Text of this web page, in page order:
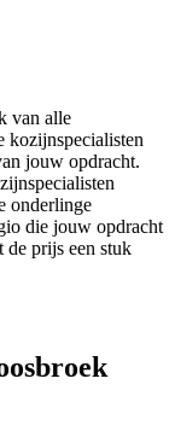
van alle
kozijnspecialisten
jouw opdracht.
onderlinge
die jouw opdracht
de prijs een stuk